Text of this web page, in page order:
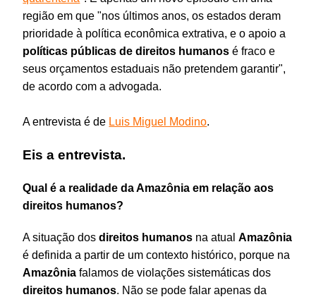
região em que "nos últimos anos, os estados deram
prioridade à política econômica extrativa, e o apoio a
políticas públicas de direitos humanos é fraco e
seus orçamentos estaduais não pretendem garantir",
de acordo com a advogada.
A entrevista é de Luis Miguel Modino.
Eis a entrevista.
Qual é a realidade da Amazônia em relação aos
direitos humanos?
A situação dosdireitos humanos na atualAmazônia
é definida a partir de um contexto histórico, porque na
Amazônia falamos de violações sistemáticas dos
direitos humanos. Não se pode falar apenas da